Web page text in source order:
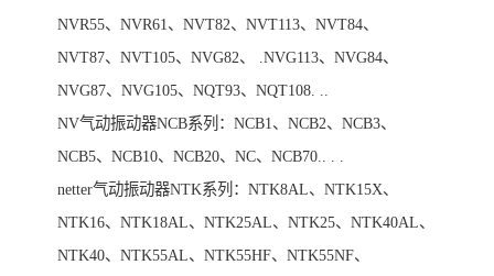
NVR55、NVR61、NVT82、NVT113、NVT84、
NVT87、NVT105、NVG82、 .NVG113、NVG84、
NVG87、NVG105、NQT93、NQT108. ..
NV气动振动器NCB系列：NCB1、NCB2、NCB3、
NCB5、NCB10、NCB20、NC、NCB70.. . .
netter气动振动器NTK系列：NTK8AL、NTK15X、
NTK16、NTK18AL、NTK25AL、NTK25、NTK40AL、
NTK40、NTK55AL、NTK55HF、NTK55NF、